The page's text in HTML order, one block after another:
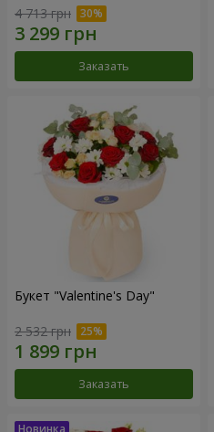
4 713 грн
Заказать
Букет "Valentine's Day"
2 532 грн
Заказать